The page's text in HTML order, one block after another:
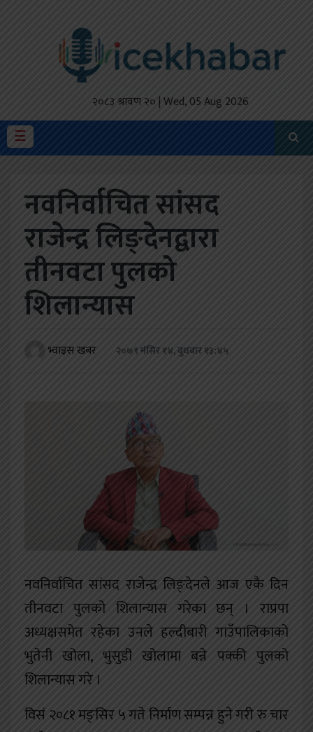
२०८३ श्रावण २० | Wed, 05 Aug 2026
☰
मैथिली
प्रदेश
स्वास्थ्य
नवनिर्वाचित सांसद
राजेन्द्र लिङ्देनद्वारा
तीनवटा पुलको
शिलान्यास
भ्वाइस खबर २०७९ मंसिर १४, बुधबार १३:४५
नवनिर्वाचित सांसद राजेन्द्र लिङ्देनले आज एकै दिन
तीनवटा पुलको शिलान्यास गरेका छन् । राप्रपा
अध्यक्षसमेत रहेका उनले हल्दीबारी गाउँपालिकाको
भुतेनी खोला, भुसुडी खोलामा बन्ने पक्की पुलको
शिलान्यास गरे ।
विसं २०८१ मङ्सिर ५ गते निर्माण सम्पन्न हुने गरी रु चार